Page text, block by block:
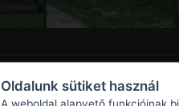
Oldalunk sütiket használ
A weboldal alapvető funkcióinak